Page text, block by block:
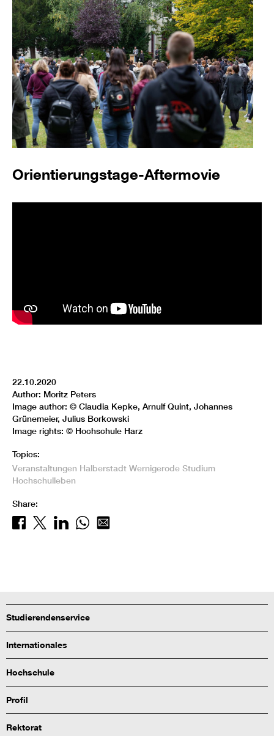
Orientierungstage-Aftermovie
22.10.2020
Author: Moritz Peters
Image author: © Claudia Kepke, Arnulf Quint, Johannes
Grünemeier, Julius Borkowski
Image rights: © Hochschule Harz
Topics:
Veranstaltungen Halberstadt Wernigerode Studium
Hochschulleben
Share:
Studierendenservice
Internationales
Hochschule
Profil
Rektorat